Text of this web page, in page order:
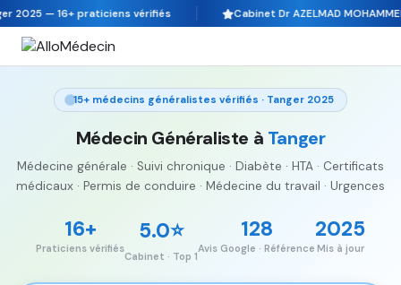
— 16+ praticiens vérifiés Cabinet Dr AZELMAD MOHAMMED
15+ médecins généralistes vérifiés · Tanger 2025
Médecin Généraliste à Tanger
Médecine générale · Suivi chronique · Diabète · HTA · Certificats
médicaux · Permis de conduire · Médecine du travail · Urgences
16+
Praticiens vérifiés
5.0⭐
Cabinet · Top 1
128
Avis Google · Référence
2025
Mis à jour